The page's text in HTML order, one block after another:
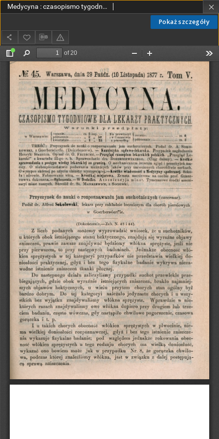
Pokaż szczegóły
Medycyna : czasopismo tygodniowe dla lekarzy praktycznych 1877, T. V, nr 45